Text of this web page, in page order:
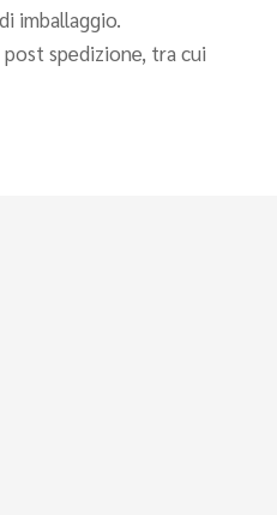
imballaggio.
spedizione, tra cui